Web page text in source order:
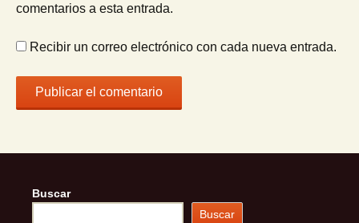
comentarios a esta entrada.
Recibir un correo electrónico con cada nueva entrada.
Buscar
Buscar